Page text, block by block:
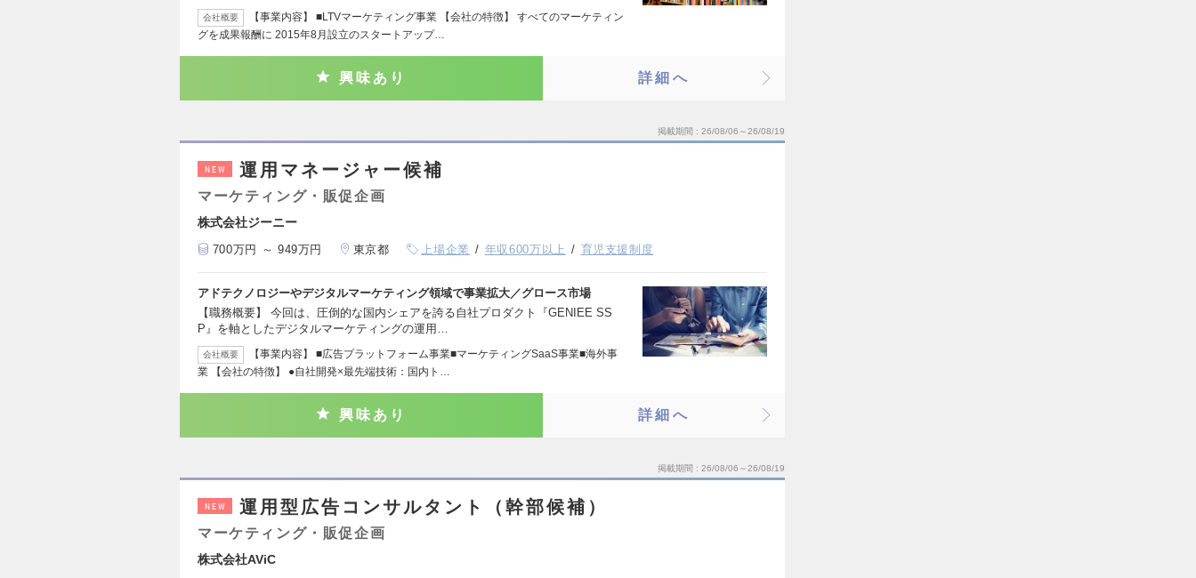
会社概要
【事業内容】 ■LTVマーケティング事業 【会社の特徴】 すべてのマーケティン
グを成果報酬に 2015年8月設立のスタートアップ…
興味あり 詳細へ
掲載期間 26/08/06～26/08/19
NEW 運用マネージャー候補
マーケティング・販促企画
株式会社ジーニー
700万円 ～ 949万円 東京都 上場企業 年収600万以上 育児支援制度
アドテクノロジーやデジタルマーケティング領域で事業拡大／グロース市場
【職務概要】 今回は、圧倒的な国内シェアを誇る自社プロダクト『GENIEE SS
P』を軸としたデジタルマーケティングの運用…
会社概要
【事業内容】 ■広告プラットフォーム事業■マーケティングSaaS事業■海外事
業 【会社の特徴】 ●自社開発×最先端技術：国内ト…
興味あり 詳細へ
掲載期間 26/08/06～26/08/19
NEW 運用型広告コンサルタント（幹部候補）
マーケティング・販促企画
株式会社AViC